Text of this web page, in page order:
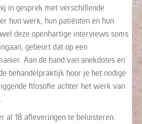
in gesprek met verschillende
hun werk, hun patiënten en hun
deze openhartige interviews soms
gebeurt dat op een
Aan de hand van anekdotes en
behandelpraktijk hoor je het nodige
filosofie achter het werk van
al 18 afleveringen te beluisteren.